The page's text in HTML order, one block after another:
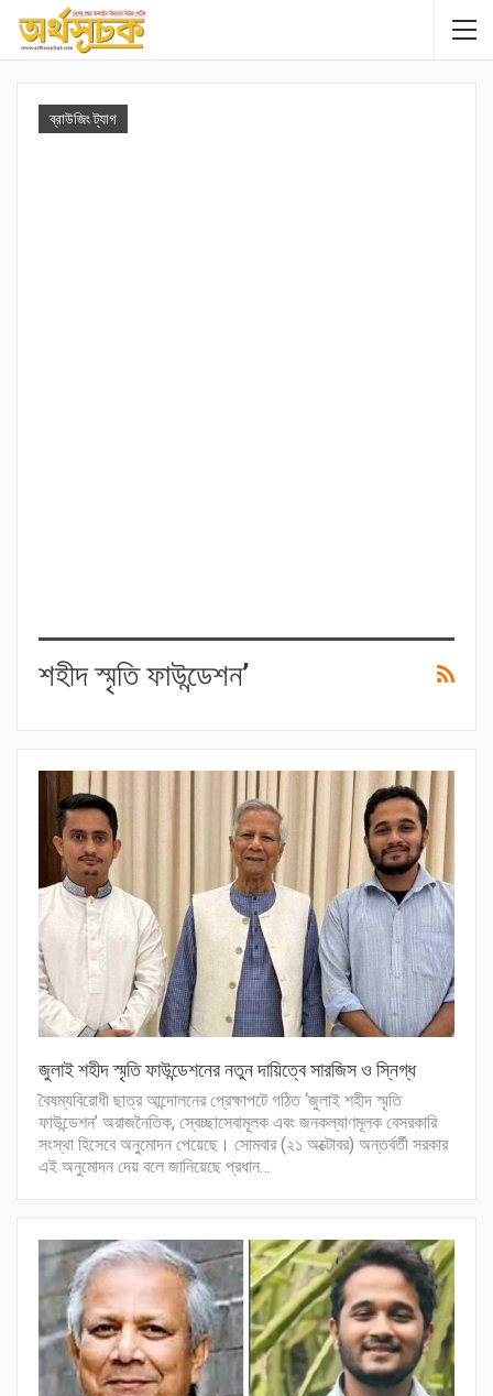
ব্রাউজিং ট্যাগ
শহীদ স্মৃতি ফাউন্ডেশন’
জুলাই শহীদ স্মৃতি ফাউন্ডেশনের নতুন দায়িত্বে সারজিস ও স্নিগ্ধ
বৈষম্যবিরোধী ছাত্র আন্দোলনের প্রেক্ষাপটে গঠিত ‘জুলাই শহীদ স্মৃতি
ফাউন্ডেশন’ অরাজনৈতিক, স্বেচ্ছাসেবামূলক এবং জনকল্যাণমূলক বেসরকারি
সংস্থা হিসেবে অনুমোদন পেয়েছে। সোমবার (২১ অক্টোবর) অন্তর্বর্তী সরকার
এই অনুমোদন দেয় বলে জানিয়েছে প্রধান…